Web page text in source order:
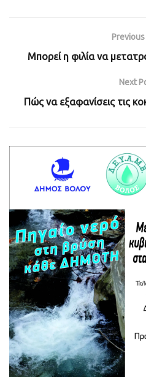
Μπορεί η φιλία να
Next
Πώς να εξαφανίσεις τις